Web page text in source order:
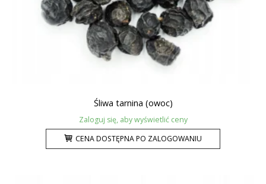
Śliwa tarnina (owoc)
Zaloguj się, aby wyświetlić ceny
CENA DOSTĘPNA PO ZALOGOWANIU